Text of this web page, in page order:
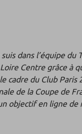
dans l’équipe
Centre grâce à
cadre du Club
de la Coupe de
objectif en ligne